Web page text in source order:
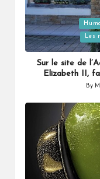
Posted
in
Les
Sur le site de
Elizabeth II,
Posted
By